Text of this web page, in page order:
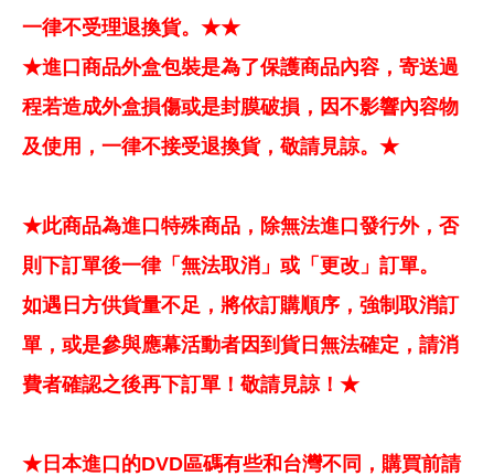
一律不受理退換貨。★★
★進口商品外盒包裝是為了保護商品內容，寄送過
程若造成外盒損傷或是封膜破損，因不影響內容物
及使用，一律不接受退換貨，敬請見諒。★
★此商品為進口特殊商品，除無法進口發行外，否
則下訂單後一律「無法取消」或「更改」訂單。
如遇日方供貨量不足，將依訂購順序，強制取消訂
單，或是參與應幕活動者因到貨日無法確定，請消
費者確認之後再下訂單！敬請見諒！★
★日本進口的DVD區碼有些和台灣不同，購買前請